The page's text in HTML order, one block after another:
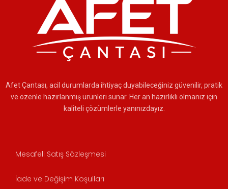
Afet Çantası, acil durumlarda ihtiyaç duyabileceğiniz güvenilir, pratik
ve özenle hazırlanmış ürünleri sunar. Her an hazırlıklı olmanız için
kaliteli çözümlerle yanınızdayız.
Mesafeli Satış Sözleşmesi
İade ve Değişim Koşulları